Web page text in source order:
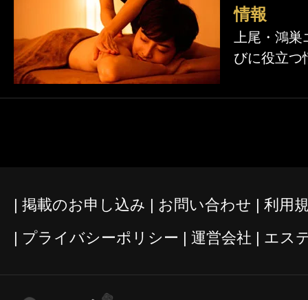
情報
上尾・鴻
びに役立つ
掲載のお申し込み お問い合わせ
利用
プライバシーポリシー
運営会社 エス